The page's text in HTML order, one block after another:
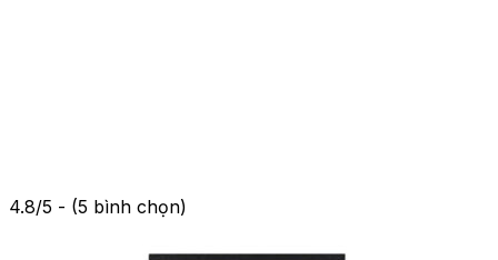
4.8/5 - (5 bình chọn)